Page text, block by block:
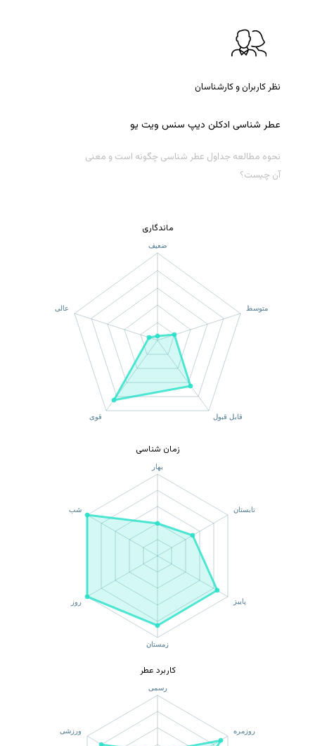
نظر کاربران و کارشناسان
عطر شناسی ادکلن دیپ سنس ویت یو
نحوه مطالعه جداول عطر شناسی چگونه است و معنی
آن چیست؟
ماندگاری
زمان شناسی
کاربرد عطر